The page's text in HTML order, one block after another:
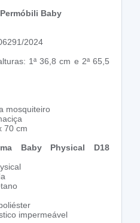
Baby
2024
1ª 36,8 cm e 2ª 65,5
mosquiteiro
70 cm
Baby Physical D18
impermeável